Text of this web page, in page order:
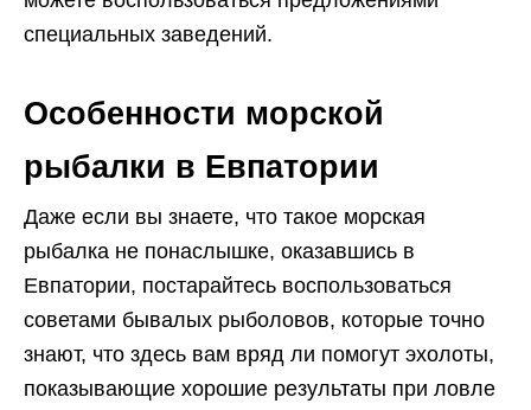
специальных заведений.
Особенности морской
рыбалки в Евпатории
Даже если вы знаете, что такое морская
рыбалка не понаслышке, оказавшись в
Евпатории, постарайтесь воспользоваться
советами бывалых рыболовов, которые точно
знают, что здесь вам вряд ли помогут эхолоты,
показывающие хорошие результаты при ловле